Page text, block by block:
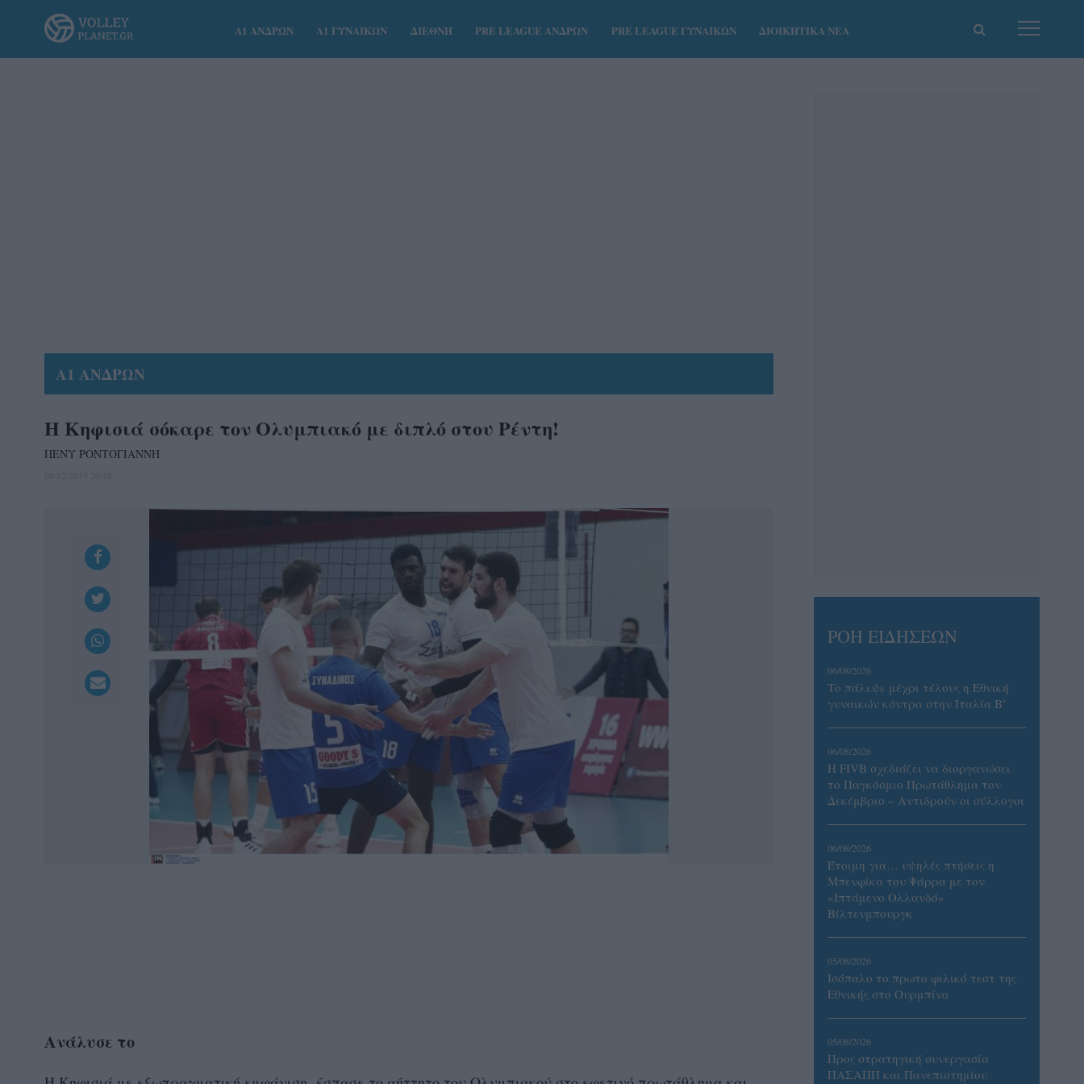
Α1 ΑΝΔΡΩΝ Α1 ΓΥΝΑΙΚΩΝ ΔΙΕΘΝΗ PRE LEAGUE ΑΝΔΡΩΝ PRE LEAGUE ΓΥΝΑΙΚΩΝ ΔΙΟΙΚΗΤΙΚΑ ΝΕΑ
Α1 ΑΝΔΡΩΝ
Η Κηφισιά σόκαρε τον Ολυμπιακό με διπλό στου Ρέντη!
ΠΕΝΥ ΡΟΝΤΟΓΙΑΝΝΗ
Ανάλυσε το
ΡΟΗ ΕΙΔΗΣΕΩΝ
06/08/2026
Το πάλεψε μέχρι τέλους η Εθνική
γυναικών κόντρα στην Ιταλία Β’
06/08/2026
Η FIVB σχεδιάζει να διοργανώσει
το Παγκόσμιο Πρωτάθλημα τον
Δεκέμβριο – Αντιδρούν οι σύλλογοι
06/08/2026
Έτοιμη για… υψηλές πτήσεις η
Μπενφίκα του Ψάρρα με τον
«Ιπτάμενο Ολλανδό»
Βίλτενμπουργκ
05/08/2026
Ισόπαλο το πρωτο φιλικό τεστ της
Εθνικής στο Ουρμπίνο
05/08/2026
Προς στρατηγική συνεργασία
ΠΑΣΑΠΠ και Πανεπιστημίου